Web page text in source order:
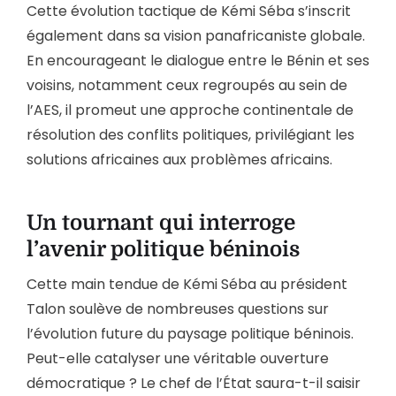
Cette évolution tactique de Kémi Séba s’inscrit
également dans sa vision panafricaniste globale.
En encourageant le dialogue entre le Bénin et ses
voisins, notamment ceux regroupés au sein de
l’AES, il promeut une approche continentale de
résolution des conflits politiques, privilégiant les
solutions africaines aux problèmes africains.
Un tournant qui interroge
l’avenir politique béninois
Cette main tendue de Kémi Séba au président
Talon soulève de nombreuses questions sur
l’évolution future du paysage politique béninois.
Peut-elle catalyser une véritable ouverture
démocratique ? Le chef de l’État saura-t-il saisir